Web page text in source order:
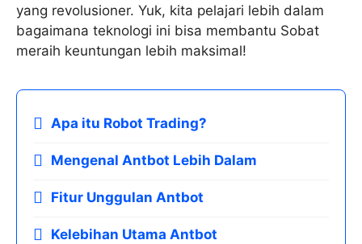
yang revolusioner. Yuk, kita pelajari lebih dalam
bagaimana teknologi ini bisa membantu Sobat
meraih keuntungan lebih maksimal!
Apa itu Robot Trading?
Mengenal Antbot Lebih Dalam
Fitur Unggulan Antbot
Kelebihan Utama Antbot